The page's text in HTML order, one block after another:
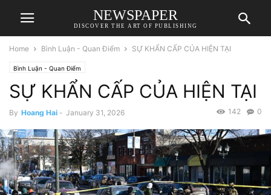
NEWSPAPER
DISCOVER THE ART OF PUBLISHING
Home Bình Luận - Quan Điểm SỰ KHẨN CẤP CỦA HIỆN TẠI
Bình Luận - Quan Điểm
SỰ KHẨN CẤP CỦA HIỆN TẠI
By Hoang Hai - January 31, 2026 0
142